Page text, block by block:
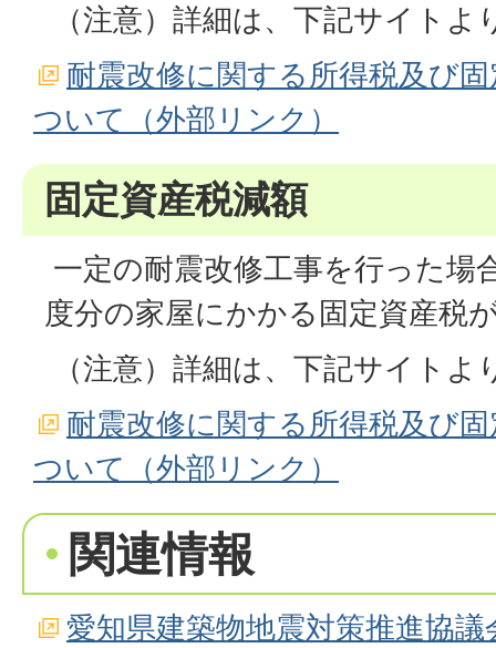
（注意）詳細は、下記サイトよ
耐震改修に関する所得税及び
ついて（外部リンク）
固定資産税減額
一定の耐震改修工事を行った場
度分の家屋にかかる固定資産税
（注意）詳細は、下記サイトよ
耐震改修に関する所得税及び
ついて（外部リンク）
関連情報
愛知県建築物地震対策推進協